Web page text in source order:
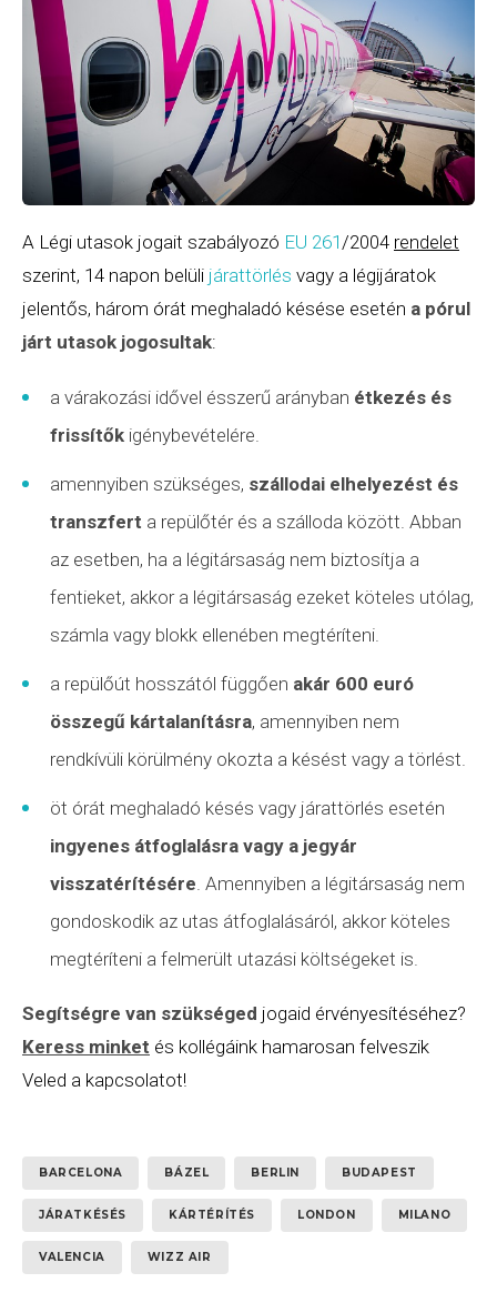
A Légi utasok jogait szabályozó EU 261 /2004 rendelet
szerint, 14 napon belüli járattörlés vagy a légijáratok
jelentős, három órát meghaladó késése esetén a pórul
járt utasok jogosultak:
a várakozási idővel ésszerű arányban étkezés és
frissítők igénybevételére.
amennyiben szükséges, szállodai elhelyezést és
transzfert a repülőtér és a szálloda között. Abban
az esetben, ha a légitársaság nem biztosítja a
fentieket, akkor a légitársaság ezeket köteles utólag,
számla vagy blokk ellenében megtéríteni.
a repülőút hosszától függően akár 600 euró
összegű kártalanításra, amennyiben nem
rendkívüli körülmény okozta a késést vagy a törlést.
öt órát meghaladó késés vagy járattörlés esetén
ingyenes átfoglalásra vagy a jegyár
visszatérítésére. Amennyiben a légitársaság nem
gondoskodik az utas átfoglalásáról, akkor köteles
megtéríteni a felmerült utazási költségeket is.
Segítségre van szükséged jogaid érvényesítéséhez?
Keress minket és kollégáink hamarosan felveszik
Veled a kapcsolatot!
BARCELONA BÁZEL BERLIN BUDAPEST
JÁRATKÉSÉS KÁRTÉRÍTÉS LONDON MILANO
VALENCIA WIZZ AIR